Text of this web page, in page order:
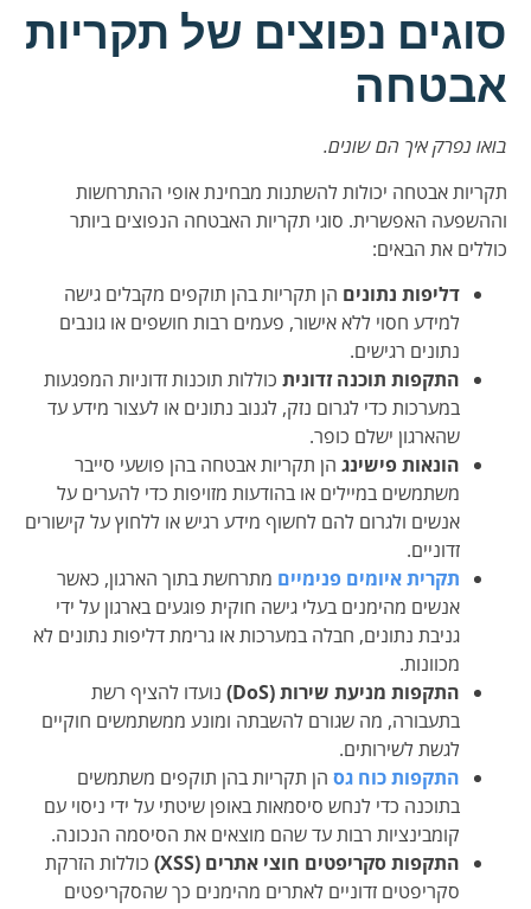
סוגים נפוצים של תקריות
אבטחה
בואו נפרק איך הם שונים.
תקריות אבטחה יכולות להשתנות מבחינת אופי ההתרחשות
וההשפעה האפשרית. סוגי תקריות האבטחה הנפוצים ביותר
כוללים את הבאים:
דליפות נתונים הן תקריות בהן תוקפים מקבלים גישה
למידע חסוי ללא אישור, פעמים רבות חושפים או גונבים
נתונים רגישים.
התקפות תוכנה זדונית כוללות תוכנות זדוניות המפגעות
במערכות כדי לגרום נזק, לגנוב נתונים או לעצור מידע עד
שהארגון ישלם כופר.
הונאות פישינג הן תקריות אבטחה בהן פושעי סייבר
משתמשים במיילים או בהודעות מזויפות כדי להערים על
אנשים ולגרום להם לחשוף מידע רגיש או ללחוץ על קישורים
זדוניים.
תקרית איומים פנימיים מתרחשת בתוך הארגון, כאשר
אנשים מהימנים בעלי גישה חוקית פוגעים בארגון על ידי
גניבת נתונים, חבלה במערכות או גרימת דליפות נתונים לא
מכוונות.
התקפות מניעת שירות (DoS)
נועדו להציף רשת
בתעבורה, מה שגורם להשבתה ומונע ממשתמשים חוקיים
לגשת לשירותים.
התקפות כוח גס הן תקריות בהן תוקפים משתמשים
בתוכנה כדי לנחש סיסמאות באופן שיטתי על ידי ניסוי עם
קומבינציות רבות עד שהם מוצאים את הסיסמה הנכונה.
התקפות סקריפטים חוצי אתרים (XSS)
כוללות הזרקת
סקריפטים זדוניים לאתרים מהימנים כך שהסקריפטים